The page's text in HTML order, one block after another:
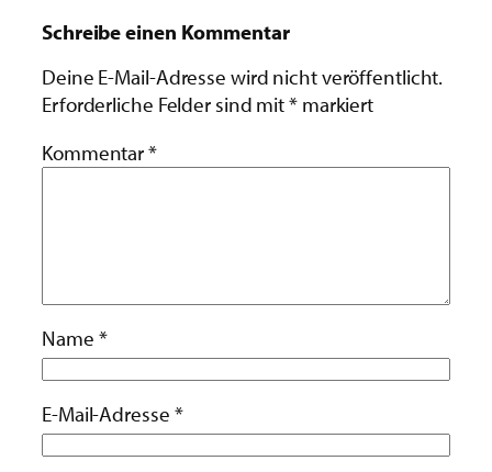
Schreibe einen Kommentar
Deine E-Mail-Adresse wird nicht veröffentlicht.
Erforderliche Felder sind mit*markiert
Kommentar*
Name *
E-Mail-Adresse *